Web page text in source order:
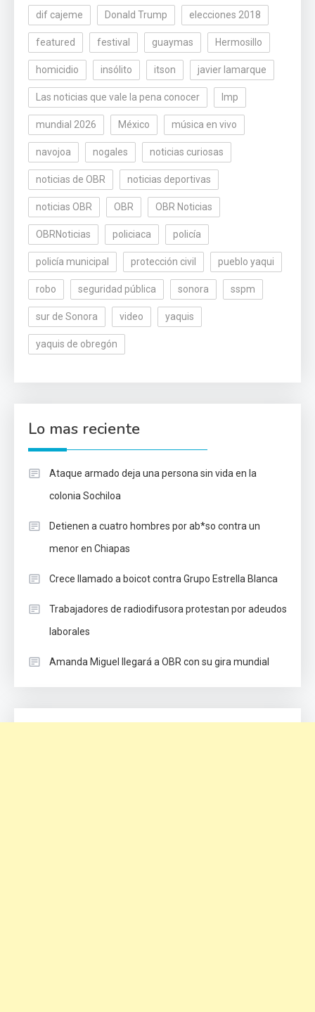
dif cajeme Donald Trump elecciones 2018
featured festival guaymas Hermosillo
homicidio insólito itson javier lamarque
Las noticias que vale la pena conocer lmp
mundial 2026 México música en vivo
navojoa nogales noticias curiosas
noticias de OBR noticias deportivas
noticias OBR OBR OBR Noticias
OBRNoticias policiaca policía
policía municipal protección civil pueblo yaqui
robo seguridad pública sonora sspm
sur de Sonora video yaquis
yaquis de obregón
Lo mas reciente
Ataque armado deja una persona sin vida en la
colonia Sochiloa
Detienen a cuatro hombres por ab*so contra un
menor en Chiapas
Crece llamado a boicot contra Grupo Estrella Blanca
Trabajadores de radiodifusora protestan por adeudos
laborales
Amanda Miguel llegará a OBR con su gira mundial